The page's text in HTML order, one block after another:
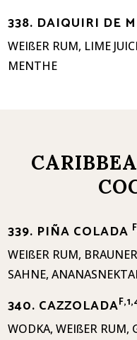
338. DAIQUIRI DE
WEIßER RUM, LIME
MENTHE
339. PIÑA COLADA
WEIßER RUM,
SAHNE,
340. CAZZOLADA
WODKA, WEIßER RUM,